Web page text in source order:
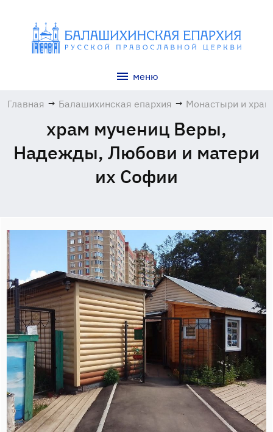
меню
Главная → Балашихинская епархия → Монастыри и
храм мучениц Веры,
Надежды, Любови и матери
их Софии